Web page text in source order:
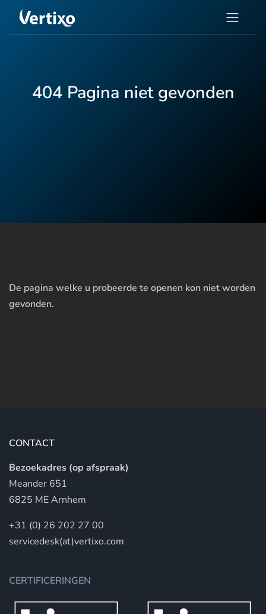
404 Pagina niet gevonden
De pagina welke u probeerde te openen kon niet worden
gevonden.
CONTACT
Bezoekadres (op afspraak)
Meander 651
6825 ME Arnhem
+31 (0) 26 202 27 00
servicedesk(at)vertixo.com
CERTIFICERINGEN